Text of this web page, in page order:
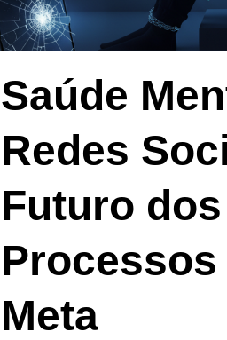
Saúde
Redes
Futuro dos
Meta